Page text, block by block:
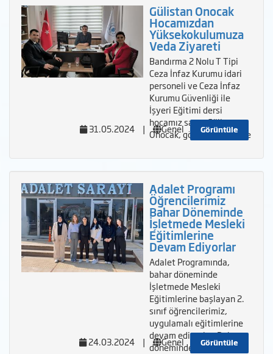
Gülistan Onocak
Hocamızdan
Yüksekokulumuza
Veda Ziyareti
Bandırma 2 Nolu T Tipi
Ceza İnfaz Kurumu idari
personeli ve Ceza İnfaz
Kurumu Güvenliği ile
İşyeri Eğitimi dersi
hocamız sayın Gülistan
Onocak, görevlendirme se
Görüntüle
31.05.2024 | Genel
Adalet Programı
Öğrencilerimiz
Bahar Döneminde
İşletmede Mesleki
Eğitimlerine
Devam Ediyorlar
Adalet Programında,
bahar döneminde
İşletmede Mesleki
Eğitimlerine başlayan 2.
sınıf öğrencilerimiz,
uygulamalı eğitimlerine
devam ediyorlar. Bahar
döneminde 9 öGörüntüle
24.03.2024 | Genel